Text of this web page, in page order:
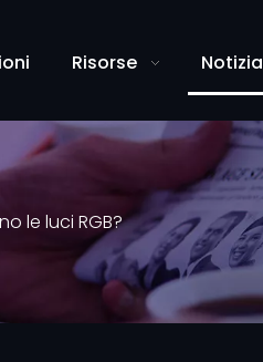
Risorse Notizia
le luci RGB?